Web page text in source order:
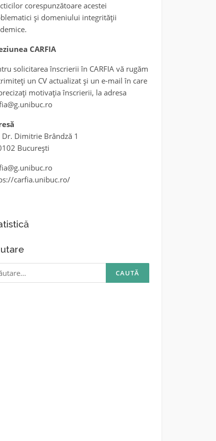
corespunzătoare acestei
și domeniului integrității
CARFIA
solicitarea înscrierii în CARFIA vă rugăm
un CV actualizat și un e-mail în care
motivația înscrierii, la adresa
Dr. Dimitrie Brândză 1
București
carfia.unibuc.ro/